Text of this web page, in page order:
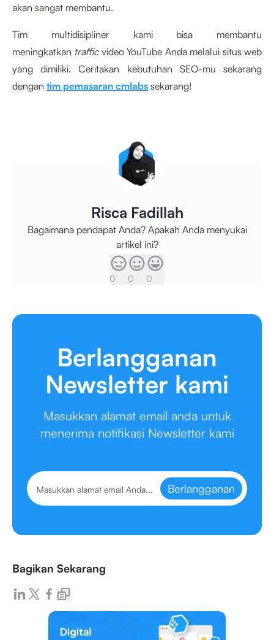
akan sangat membantu.
Tim multidisipliner kami bisa membantu
meningkatkan trafficvideo YouTube Anda melalui situs web
yang dimiliki. Ceritakan kebutuhan SEO-mu sekarang
dengan tim pemasaran cmlabs sekarang!
Risca Fadillah
Bagaimana pendapat Anda? Apakah Anda menyukai
artikel ini?
0 0 0
Berlangganan
Newsletter kami
Masukkan alamat email anda untuk
menerima notifikasi Newsletter kami
Berlangganan
Bagikan Sekarang